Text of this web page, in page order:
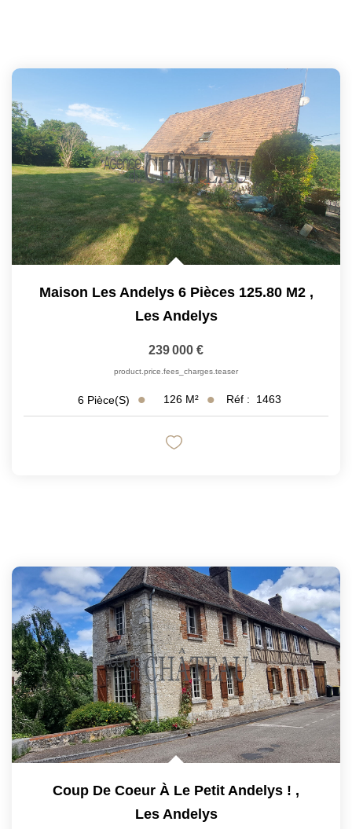
Maison Les Andelys 6 Pièces 125.80 M2 ,
Les Andelys
239 000 €
product.price.fees_charges.teaser
6 Pièce(s) 126 M² Réf : 1463
Coup De Coeur À Le Petit Andelys ! ,
Les Andelys